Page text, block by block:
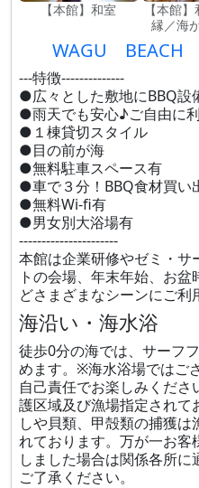
【本館】和室
【本館
縁／海
WAGU BEACH
---特徴--------------
●広々とした敷地にBBQ設
●雨天でも安心♪ご自由に
●１棟貸切スタイル
●目の前が海
●無料駐車スペース有
●車で３分！BBQ食材買い
●無料Wi-fi有
●男女別大浴場有
----------------------
本館は企業研修やゼミ・サ
トの会場、年末年始、お
どさまざまなシーンにご利
海沿い・海水浴
徒歩0分の海では、サーフ
めます。※海水浴場ではご
自己責任でお楽しみくだ
護区域及び漁場指定されて
しや貝類、甲殻類の捕獲
れております。万が一お客
しました場合は関係各所
ご了承ください。